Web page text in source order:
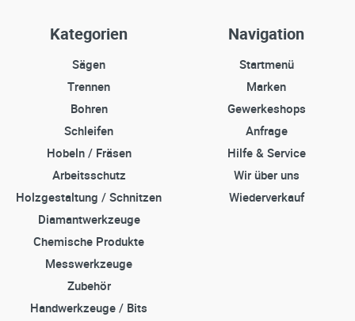
Kategorien
Sägen
Trennen
Bohren
Schleifen
Hobeln / Fräsen
Arbeitsschutz
Holzgestaltung / Schnitzen
Diamantwerkzeuge
Chemische Produkte
Messwerkzeuge
Zubehör
Handwerkzeuge / Bits
Navigation
Startmenü
Marken
Gewerkeshops
Anfrage
Hilfe & Service
Wir über uns
Wiederverkauf